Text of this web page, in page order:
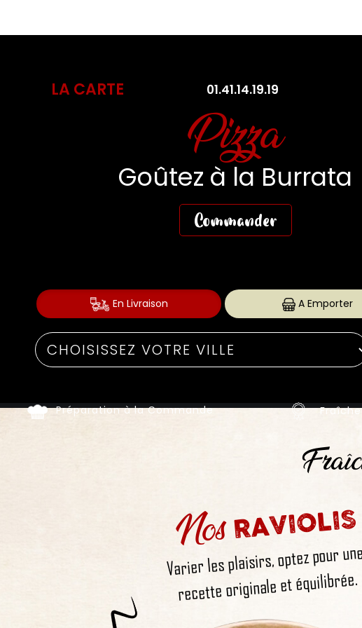
LA CARTE 01.41.14.19.19
En Livraison A Emporter
Préparation à la Commande
Pasta Fresca
Des Pasta aussi
que gourmandes !
NosRAVIOLIS
Varier les plaisirs, optez pour
recette originale et équilibrée.